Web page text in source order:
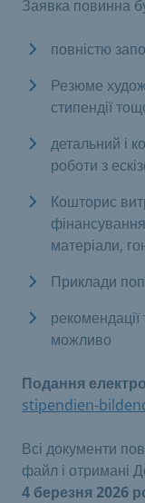
Заявка повинна
повністю
Резюме
стипендії
детальний і
роботи з
Кошторис
матеріали,
Приклади
рекомендації
можливо
Подання
stipendien-
Всі документи
файл і отримані
4 березня 2026